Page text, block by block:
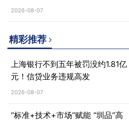
2026-08-07
精彩推荐
上海银行不到五年被罚没约1.81亿
元！信贷业务违规高发
2026-08-07
“标准+技术+市场”赋能 “圳品”高